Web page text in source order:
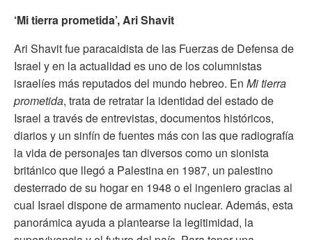
‘Mi tierra prometida’, Ari Shavit
Ari Shavit fue paracaidista de las Fuerzas de Defensa de
Israel y en la actualidad es uno de los columnistas
israelíes más reputados del mundo hebreo. En Mi tierra
prometida, trata de retratar la identidad del estado de
Israel a través de entrevistas, documentos históricos,
diarios y un sinfín de fuentes más con las que radiografía
la vida de personajes tan diversos como un sionista
británico que llegó a Palestina en 1987, un palestino
desterrado de su hogar en 1948 o el ingeniero gracias al
cual Israel dispone de armamento nuclear. Además, esta
panorámica ayuda a plantearse la legitimidad, la